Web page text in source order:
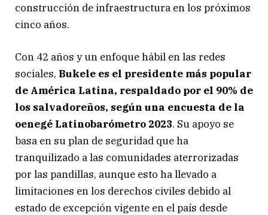
construcción de infraestructura en los próximos
cinco años.
Con 42 años y un enfoque hábil en las redes
sociales, Bukele es el presidente más popular
de América Latina, respaldado por el 90% de
los salvadoreños, según una encuesta de la
oenegé Latinobarómetro 2023. Su apoyo se
basa en su plan de seguridad que ha
tranquilizado a las comunidades aterrorizadas
por las pandillas, aunque esto ha llevado a
limitaciones en los derechos civiles debido al
estado de excepción vigente en el país desde